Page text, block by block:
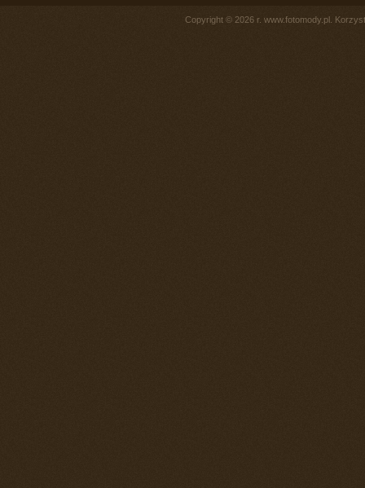
Copyright © 2026 r. www.fotomody.pl.